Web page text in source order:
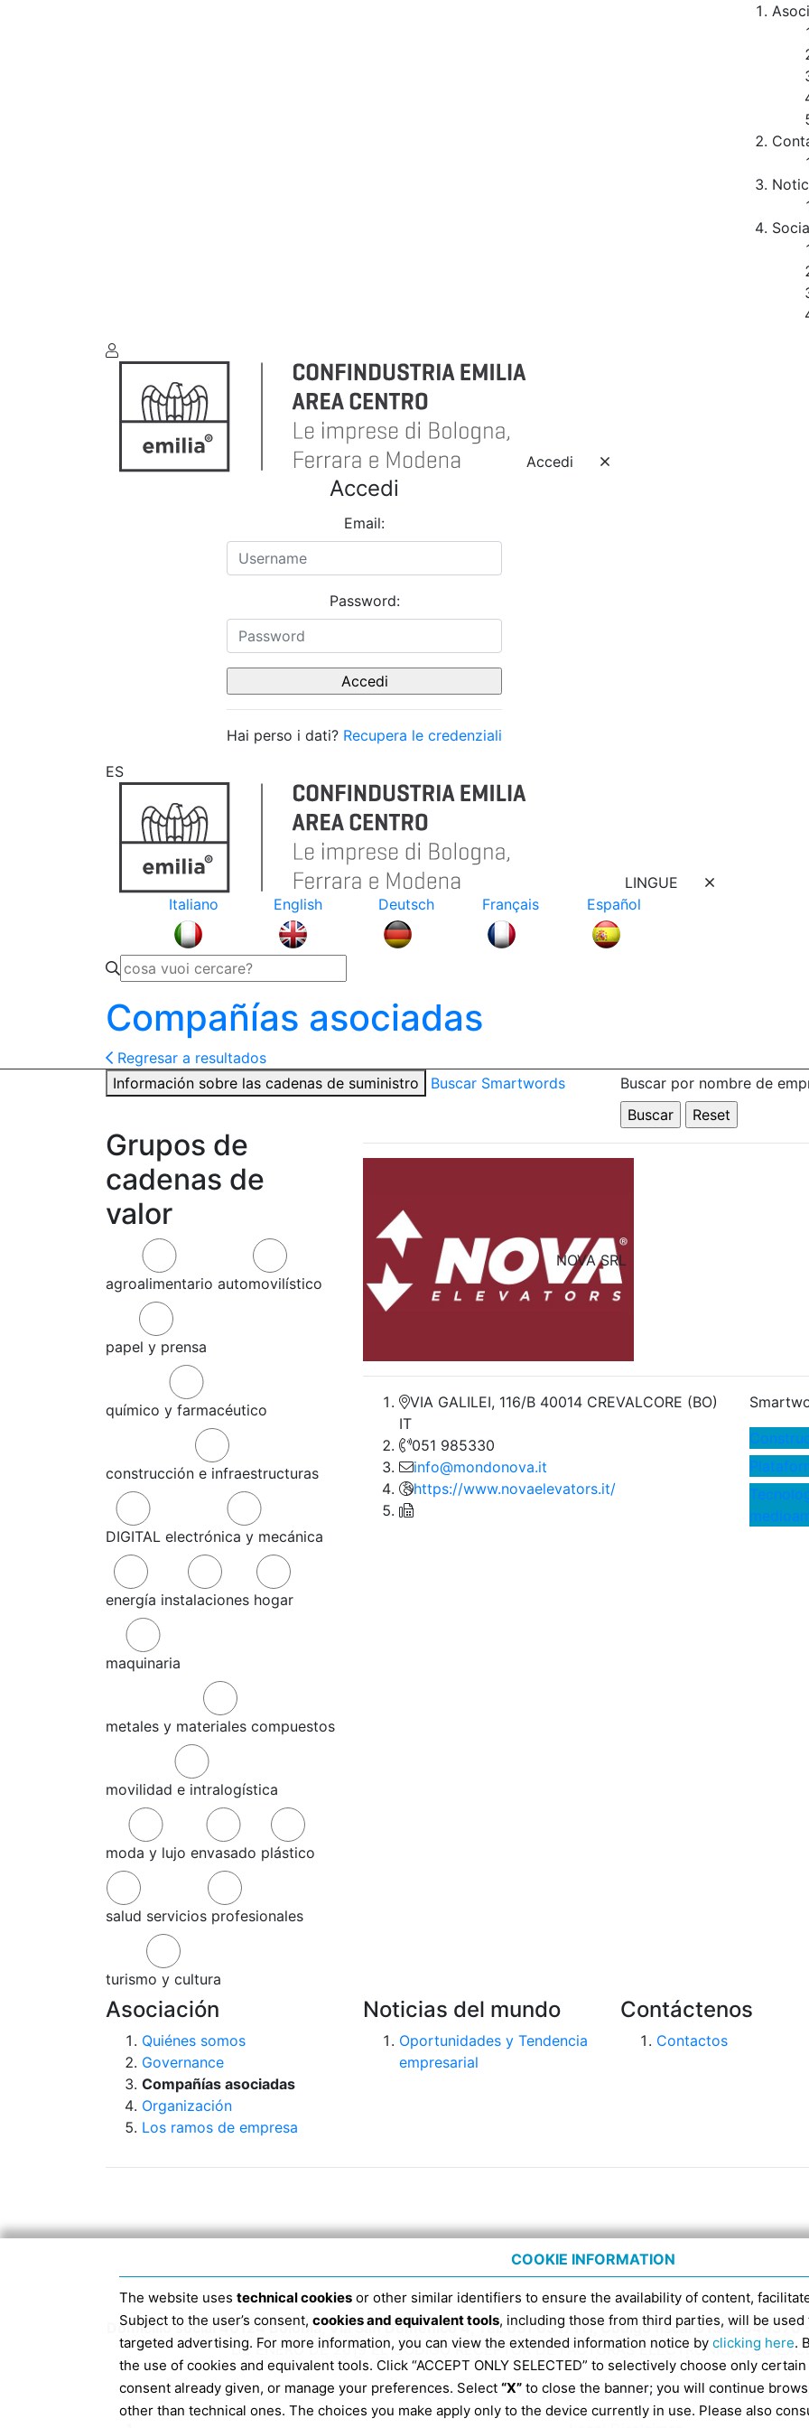
Accedi
Accedi
Email:
Password:
Hai perso i dati? Recupera le credenziali
ES
LINGUE
Italiano
English Deutsch Français Español
Compañías asociadas
Regresar a resultados
Información sobre las cadenas de suministro
Buscar Smartwords Buscar por nombre de
Grupos de
cadenas de
valor
agroalimentario automovilístico
papel y prensa
químico y farmacéutico
construcción e infraestructuras
DIGITAL electrónica y mecánica
energía instalaciones hogar
maquinaria
metales y materiales compuestos
movilidad e intralogística
moda y lujo envasado plástico
salud servicios profesionales
turismo y cultura
NOVA SRL
VIA GALILEI, 116/B 40014 CREVALCORE (BO)
IT
051 985330
info@mondonova.it
https://www.novaelevators.it/
Asociación
Quiénes somos
Governance
Compañías asociadas
Organización
Los ramos de empresa
Noticias del mundo
Oportunidades y Tendencia
empresarial
Contáctenos
Contactos
Domicilio social 40124 Bolonia, Via San Domenico 4, Tel. 051 6317111, Código fiscal 91398840370
DE ENERO DE 2019 EL CÓDIGO RECEPTOR DE FACTURAS ELECTRÓNICAS ES
Información según la Ley 124/2017 art. 1 párrafos 125 y
COOKIE INFORMATION
The website uses technical cookies or other similar identifiers to ensure the availability of content,
Subject to the user’s consent, cookies and equivalent tools, including those from third parties, will be
targeted advertising. For more information, you can view the extended information notice by clicking here.
the use of cookies and equivalent tools. Click “ACCEPT ONLY SELECTED” to selectively choose only
consent already given, or manage your preferences. Select “X” to close the banner; you will continue
other than technical ones. The choices you make apply only to the device currently in use. Please also